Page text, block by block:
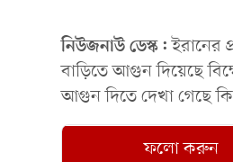
নিউজনাউ ডেস্ক:ইরানের
বাড়িতে আগুন দিয়েছে
আগুন দিতে দেখা গেছে
ফলো করুন